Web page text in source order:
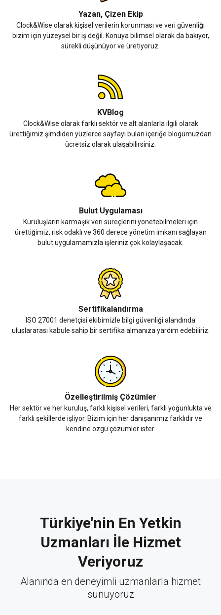
Yazan, Çizen Ekip
Clock&Wise olarak kişisel verilerin korunması ve veri güvenliği
bizim için yüzeysel bir iş değil. Konuya bilimsel olarak da bakıyor,
sürekli düşünüyor ve üretiyoruz.
KVBlog
Clock&Wise olarak farklı sektör ve alt alanlarla ilgili olarak
ürettiğimiz şimdiden yüzlerce sayfayı bulan içeriğe blogumuzdan
ücretsiz olarak ulaşabilirsiniz.
Bulut Uygulaması
Kuruluşların karmaşık veri süreçlerini yönetebilmeleri için
ürettiğimiz, risk odaklı ve 360 derece yönetim imkanı sağlayan
bulut uygulamamızla işleriniz çok kolaylaşacak.
Sertifikalandırma
ISO 27001 denetçisi ekibimizle bilgi güvenliği alandında
uluslararası kabule sahip bir sertifika almanıza yardım edebiliriz.
Özelleştirilmiş Çözümler
Her sektör ve her kuruluş, farklı kişisel verileri, farklı yoğunlukta ve
farklı şekillerde işliyor. Bizim için her danışanımız farklıdır ve
kendine özgü çözümler ister.
Türkiye'nin En Yetkin
Uzmanları İle Hizmet
Veriyoruz
Alanında en deneyimli uzmanlarla hizmet
sunuyoruz